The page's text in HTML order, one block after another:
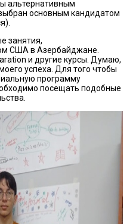
альтернативным
основным кандидатом
занятия,
США в Азербайджане.
и другие курсы. Думаю,
успеха. Для того чтобы
программу
посещать подобные